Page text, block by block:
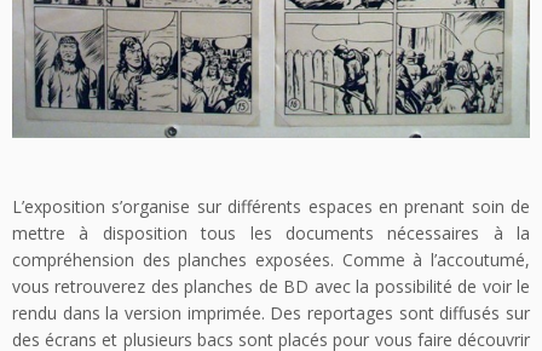
L’exposition s’organise sur différents espaces en prenant soin de
mettre à disposition tous les documents nécessaires à la
compréhension des planches exposées. Comme à l’accoutumé,
vous retrouverez des planches de BD avec la possibilité de voir le
rendu dans la version imprimée. Des reportages sont diffusés sur
des écrans et plusieurs bacs sont placés pour vous faire découvrir